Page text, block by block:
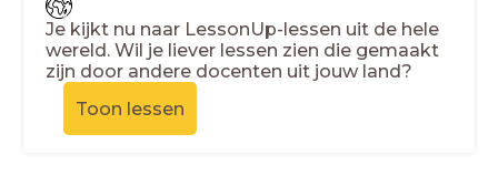
Je kijkt nu naar LessonUp-lessen uit de hele
wereld. Wil je liever lessen zien die gemaakt
zijn door andere docenten uit jouw land?
Toon lessen